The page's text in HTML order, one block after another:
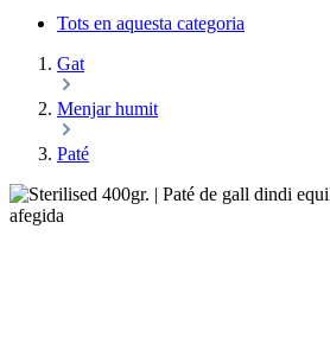
Tots en aquesta categoria
Gat
Menjar humit
Paté